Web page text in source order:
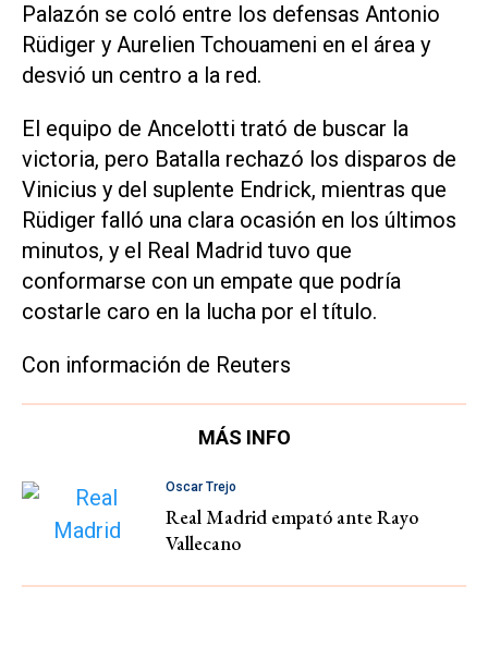
Palazón se coló entre los defensas Antonio
Rüdiger y Aurelien Tchouameni en el área y
desvió un centro a la red.
El equipo de Ancelotti trató de buscar la
victoria, pero Batalla rechazó los disparos de
Vinicius y del suplente Endrick, mientras que
Rüdiger falló una clara ocasión en los últimos
minutos, y el Real Madrid tuvo que
conformarse con un empate que podría
costarle caro en la lucha por el título.
Con información de Reuters
MÁS INFO
Oscar Trejo
Real Madrid empató ante Rayo
Vallecano